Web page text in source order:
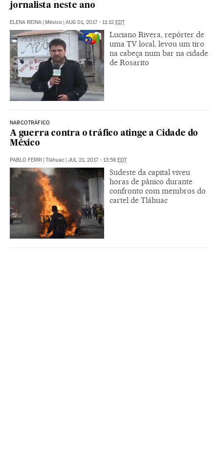
jornalista neste ano
ELENA REINA | México | AUG 01, 2017 - 11:12 EDT
Luciano Rivera, repórter de
uma TV local, levou um tiro
na cabeça num bar na cidade
de Rosarito
NARCOTRÁFICO
A guerra contra o tráfico atinge a Cidade do
México
PABLO FERRI | Tláhuac | JUL 21, 2017 - 13:58 EDT
Sudeste da capital viveu
horas de pânico durante
confronto com membros do
cartel de Tláhuac